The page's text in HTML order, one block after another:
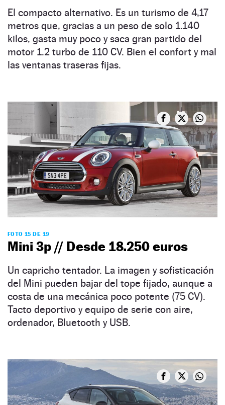
El compacto alternativo. Es un turismo de 4,17
metros que, gracias a un peso de solo 1.140
kilos, gasta muy poco y saca gran partido del
motor 1.2 turbo de 110 CV. Bien el confort y mal
las ventanas traseras fijas.
FOTO 15 DE 19
Mini 3p // Desde 18.250 euros
Un capricho tentador. La imagen y sofisticación
del Mini pueden bajar del tope fijado, aunque a
costa de una mecánica poco potente (75 CV).
Tacto deportivo y equipo de serie con aire,
ordenador, Bluetooth y USB.